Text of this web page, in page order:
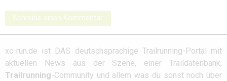
Schreibe einen Kommentar
xc-run.de ist DAS deutschsprachige Trailrunning-Portal mit
aktuellen News aus der Szene, einer Traildatenbank,
Trailrunning-Community und allem was du sonst noch über